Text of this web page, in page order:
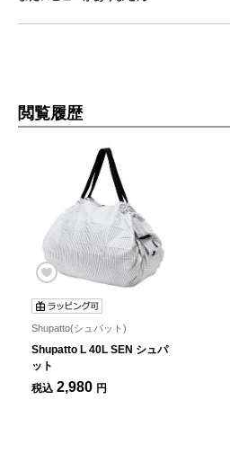
閲覧履歴
Shupatto(シュパット)
Shupatto L 40L SEN シュパ
ット
税込 2,980 円